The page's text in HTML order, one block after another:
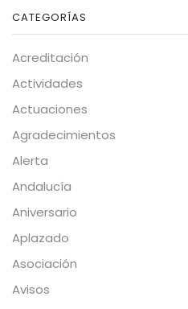
CATEGORÍAS
Acreditación
Actividades
Actuaciones
Agradecimientos
Alerta
Andalucía
Aniversario
Aplazado
Asociación
Avisos